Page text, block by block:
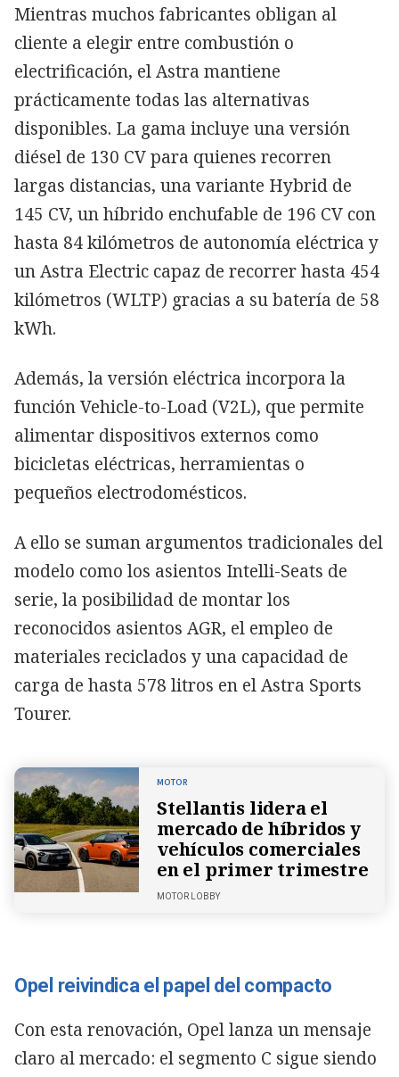
Mientras muchos fabricantes obligan al
cliente a elegir entre combustión o
electrificación, el Astra mantiene
prácticamente todas las alternativas
disponibles. La gama incluye una versión
diésel de 130 CV para quienes recorren
largas distancias, una variante Hybrid de
145 CV, un híbrido enchufable de 196 CV con
hasta 84 kilómetros de autonomía eléctrica y
un Astra Electric capaz de recorrer hasta 454
kilómetros (WLTP) gracias a su batería de 58
kWh.
Además, la versión eléctrica incorpora la
función Vehicle-to-Load (V2L), que permite
alimentar dispositivos externos como
bicicletas eléctricas, herramientas o
pequeños electrodomésticos.
A ello se suman argumentos tradicionales del
modelo como los asientos Intelli-Seats de
serie, la posibilidad de montar los
reconocidos asientos AGR, el empleo de
materiales reciclados y una capacidad de
carga de hasta 578 litros en el Astra Sports
Tourer.
MOTOR
Stellantis lidera el
mercado de híbridos y
vehículos comerciales
en el primer trimestre
MOTOR LOBBY
Opel reivindica el papel del compacto
Con esta renovación, Opel lanza un mensaje
claro al mercado: el segmento C sigue siendo